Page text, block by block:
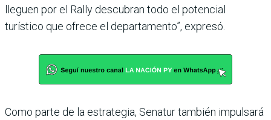
lleguen por el Rally descubran todo el potencial
turístico que ofrece el departamento”, expresó.
Como parte de la estrategia, Senatur también impulsará